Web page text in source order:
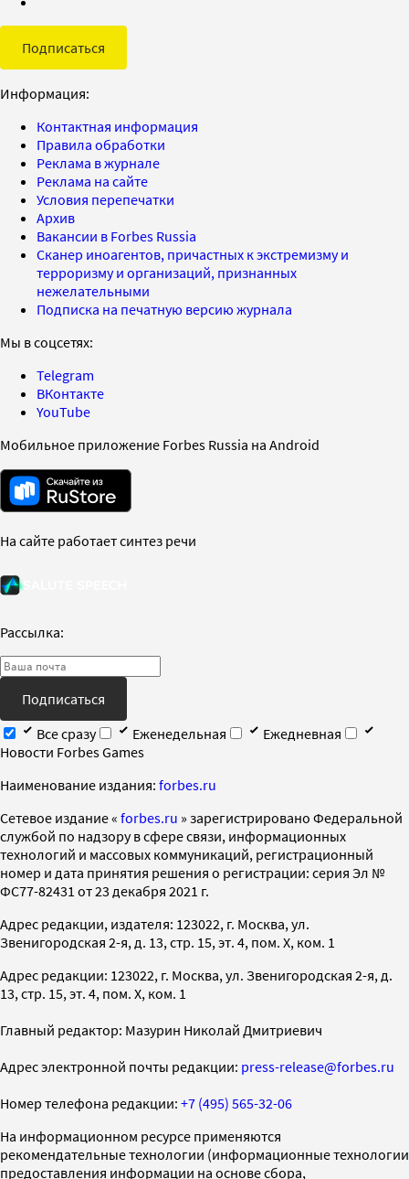
Подписаться
Информация:
Контактная информация
Правила обработки
Реклама в журнале
Реклама на сайте
Условия перепечатки
Архив
Вакансии в Forbes Russia
Сканер иноагентов, причастных к экстремизму и
терроризму и организаций, признанных
нежелательными
Подписка на печатную версию журнала
Мы в соцсетях:
Telegram
ВКонтакте
YouTube
Мобильное приложение Forbes Russia на Android
На сайте работает синтез речи
Рассылка:
Подписаться
Все сразу
Еженедельная
Ежедневная
Новости Forbes Games
Наименование издания: forbes.ru
Cетевое издание « forbes.ru » зарегистрировано Федеральной
службой по надзору в сфере связи, информационных
технологий и массовых коммуникаций, регистрационный
номер и дата принятия решения о регистрации: серия Эл №
ФС77-82431 от 23 декабря 2021 г.
Адрес редакции, издателя: 123022, г. Москва, ул.
Звенигородская 2-я, д. 13, стр. 15, эт. 4, пом. X, ком. 1
Адрес редакции: 123022, г. Москва, ул. Звенигородская 2-я, д.
13, стр. 15, эт. 4, пом. X, ком. 1
Главный редактор: Мазурин Николай Дмитриевич
Адрес электронной почты редакции: press-release@forbes.ru
Номер телефона редакции: +7 (495) 565-32-06
На информационном ресурсе применяются
рекомендательные технологии (информационные технологии
предоставления информации на основе сбора,